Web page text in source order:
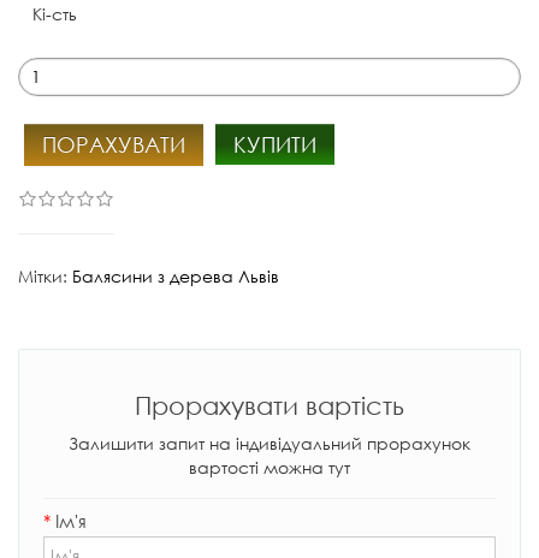
Кі-сть
ПОРАХУВАТИ КУПИТИ
Мітки: Балясини з дерева Львів
Прорахувати вартість
Залишити запит на індивідуальний прорахунок
вартості можна тут
* Ім'я